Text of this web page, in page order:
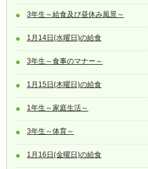
3年生～給食及び昼休み風景～
1月14日(水曜日)の給食
3年生～食事のマナー～
1月15日(木曜日)の給食
1年生～家庭生活～
3年生～体育～
1月16日(金曜日)の給食